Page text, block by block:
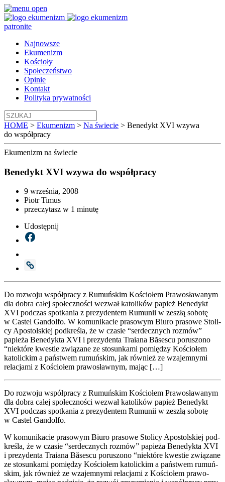
patronite
Najnowsze
Ekumenizm
Kościoły
Społeczeństwo
Opinie
Kontakt
Polityka prywatności
HOME > Ekumenizm > Na świecie > Benedykt XVI wzywa
do współpracy
Ekumenizm na świecie
Benedykt XVI wzywa do współpracy
9 września, 2008
Piotr Timus
przeczytasz w 1 minutę
Udostępnij
Do roz­wo­ju współ­pra­cy z Rumuń­skim Kościo­łem Pra­wo­sła­wa­nym
dla dobra całej spo­łecz­no­ści wezwał kato­li­ków papież Bene­dykt
XVI pod­czas spo­tka­nia z pre­zy­den­tem Rumu­nii w zeszłą sobo­tę
w Castel Gan­dol­fo. W komu­ni­ka­cie pra­so­wym Biu­ro pra­so­we Sto­li­
cy Apo­stol­skiej pod­kre­śla, że w cza­sie “ser­decz­nych roz­mów”
papie­ża Bene­dyk­ta XVI i pre­zy­den­ta Tra­ia­na Băse­scu poru­szo­no
“nie­któ­re kwe­stie zwią­za­ne ze sto­sun­ka­mi pomię­dzy Kościo­łem
kato­lic­kim a pań­stwem rumuń­skim, jak rów­nież ze wza­jem­ny­mi
rela­cja­mi z Kościo­łem pra­wo­sław­nym, mając […]
Do roz­wo­ju współ­pra­cy z Rumuń­skim Kościo­łem Pra­wo­sła­wa­nym
dla dobra całej spo­łecz­no­ści wezwał kato­li­ków papież Bene­dykt
XVI pod­czas spo­tka­nia z pre­zy­den­tem Rumu­nii w zeszłą sobo­tę
w Castel Gan­dol­fo.
W komu­ni­ka­cie pra­so­wym Biu­ro pra­so­we Sto­li­cy Apo­stol­skiej pod­
kre­śla, że w cza­sie “ser­decz­nych roz­mów” papie­ża Bene­dyk­ta XVI
i pre­zy­den­ta Tra­ia­na Băse­scu poru­szo­no “nie­któ­re kwe­stie zwią­za­ne
ze sto­sun­ka­mi pomię­dzy Kościo­łem kato­lic­kim a pań­stwem rumuń­
skim, jak rów­nież ze wza­jem­ny­mi rela­cja­mi z Kościo­łem pra­wo­